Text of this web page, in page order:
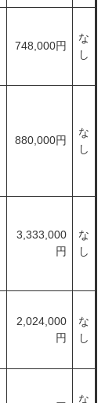
748,000円
な
し
880,000円
な
し
3,333,000
円
な
し
2,024,000
円
な
し
な